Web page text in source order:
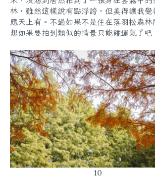
林，雖然這樣說有點浮誇，但美得讓我覺
應天上有。不過如果不是住在落羽松森林
想如果要拍到類似的情景只能碰運氣了吧
10